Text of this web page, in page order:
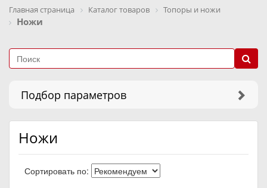
Главная страница Каталог товаров Топоры и ножи
Ножи
Подбор параметров
Ножи
Сортировать по: